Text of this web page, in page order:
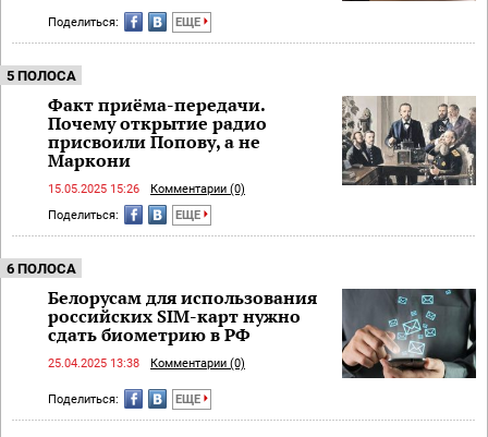
Поделиться: ЕЩЕ
5 ПОЛОСА
Факт приёма-передачи.
Почему открытие радио
присвоили Попову, а не
Маркони
15.05.2025 15:26
Комментарии (0)
Поделиться:
ЕЩЕ
6 ПОЛОСА
Белорусам для использования
российских SIM-карт нужно
сдать биометрию в РФ
25.04.2025 13:38 Комментарии (0)
Поделиться: ЕЩЕ